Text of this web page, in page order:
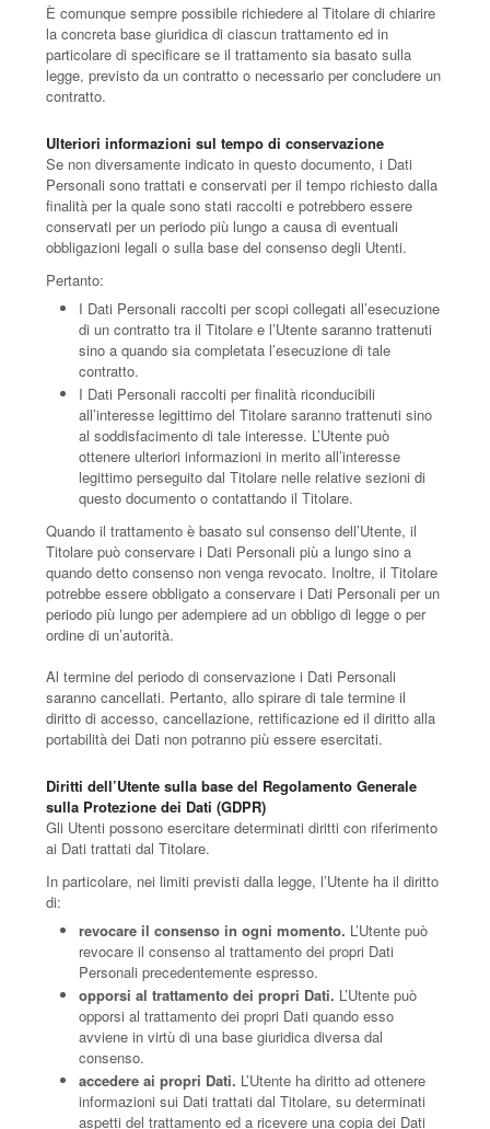
È comunque sempre possibile richiedere al Titolare di chiarire
la concreta base giuridica di ciascun trattamento ed in
particolare di specificare se il trattamento sia basato sulla
legge, previsto da un contratto o necessario per concludere un
contratto.
Ulteriori informazioni sul tempo di conservazione
Se non diversamente indicato in questo documento, i Dati
Personali sono trattati e conservati per il tempo richiesto dalla
finalità per la quale sono stati raccolti e potrebbero essere
conservati per un periodo più lungo a causa di eventuali
obbligazioni legali o sulla base del consenso degli Utenti.
Pertanto:
I Dati Personali raccolti per scopi collegati all’esecuzione
di un contratto tra il Titolare e l’Utente saranno trattenuti
sino a quando sia completata l’esecuzione di tale
contratto.
I Dati Personali raccolti per finalità riconducibili
all’interesse legittimo del Titolare saranno trattenuti sino
al soddisfacimento di tale interesse. L’Utente può
ottenere ulteriori informazioni in merito all’interesse
legittimo perseguito dal Titolare nelle relative sezioni di
questo documento o contattando il Titolare.
Quando il trattamento è basato sul consenso dell’Utente, il
Titolare può conservare i Dati Personali più a lungo sino a
quando detto consenso non venga revocato. Inoltre, il Titolare
potrebbe essere obbligato a conservare i Dati Personali per un
periodo più lungo per adempiere ad un obbligo di legge o per
ordine di un’autorità.
Al termine del periodo di conservazione i Dati Personali
saranno cancellati. Pertanto, allo spirare di tale termine il
diritto di accesso, cancellazione, rettificazione ed il diritto alla
portabilità dei Dati non potranno più essere esercitati.
Diritti dell’Utente sulla base del Regolamento Generale
sulla Protezione dei Dati (GDPR)
Gli Utenti possono esercitare determinati diritti con riferimento
ai Dati trattati dal Titolare.
In particolare, nei limiti previsti dalla legge, l’Utente ha il diritto
di:
revocare il consenso in ogni momento. L’Utente può
revocare il consenso al trattamento dei propri Dati
Personali precedentemente espresso.
opporsi al trattamento dei propri Dati. L’Utente può
opporsi al trattamento dei propri Dati quando esso
avviene in virtù di una base giuridica diversa dal
consenso.
accedere ai propri Dati. L’Utente ha diritto ad ottenere
informazioni sui Dati trattati dal Titolare, su determinati
aspetti del trattamento ed a ricevere una copia dei Dati